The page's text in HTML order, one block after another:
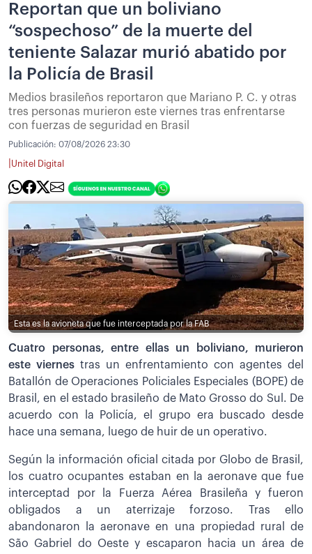
Reportan que un boliviano
“sospechoso” de la muerte del
teniente Salazar murió abatido por
la Policía de Brasil
Medios brasileños reportaron que Mariano P. C. y otras
tres personas murieron este viernes tras enfrentarse
con fuerzas de seguridad en Brasil
Publicación: 07/08/2026 23:30
Unitel Digital
Esta es la avioneta que fue interceptada por la FAB
Cuatro personas, entre ellas un boliviano, murieron
este viernes tras un enfrentamiento con agentes del
Batallón de Operaciones Policiales Especiales (BOPE) de
Brasil, en el estado brasileño de Mato Grosso do Sul. De
acuerdo con la Policía, el grupo era buscado desde
hace una semana, luego de huir de un operativo.
Según la información oficial citada por Globo de Brasil,
los cuatro ocupantes estaban en la aeronave que fue
interceptad por la Fuerza Aérea Brasileña y fueron
obligados a un aterrizaje forzoso. Tras ello
abandonaron la aeronave en una propiedad rural de
São Gabriel do Oeste y escaparon hacia un área de